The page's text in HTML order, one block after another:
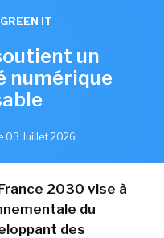
GREEN IT
un
numérique
03 Juillet 2026
2030 vise à
du
des